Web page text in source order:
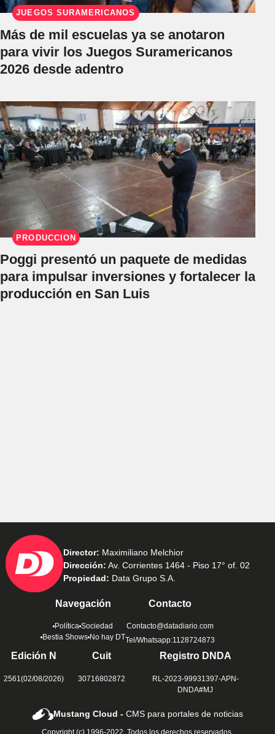
JUEGOS SURAMERICANOS
Más de mil escuelas ya se anotaron
para vivir los Juegos Suramericanos
2026 desde adentro
PRODUCCIÓN
Poggi presentó un paquete de medidas
para impulsar inversiones y fortalecer la
producción en San Luis
Director: Maximiliano Melchior
Dirección: Av. Corrientes 1464 - Piso 17° of. 02
Propiedad: Data Grupo S.A.
Navegación
Política Sociedad
Bestia Shows No hay DT
Contacto
Contacto@datadiario.com
Tel/Whatsapp:1128724873
Edición N
2561(02/08/2026)
Cuit
30716802872
Registro DNDA
RL-2023-99931397-APN-
DNDA#MJ
Mustang Cloud -CMS para portales de noticias